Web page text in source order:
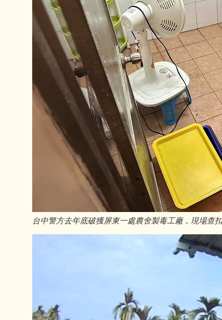
台中警方去年底破獲屏東一處農舍製毒工廠，現場